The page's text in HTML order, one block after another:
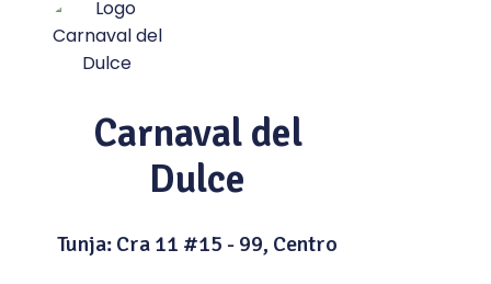
Carnaval del
Dulce
Tunja: Cra 11 #15 - 99, Centro